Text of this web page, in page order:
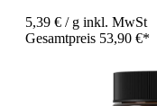
5,39 € / g inkl. MwSt
Gesamtpreis 53,90 €*